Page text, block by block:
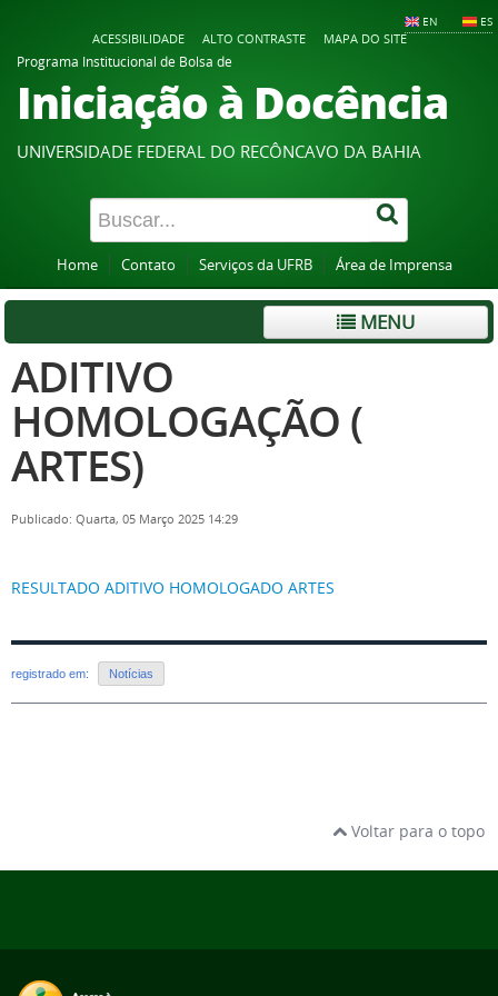
EN ES
ACESSIBILIDADE ALTO CONTRASTE
MAPA DO SITE
Programa Institucional de Bolsa de
Iniciação à Docência
UNIVERSIDADE FEDERAL DO RECÔNCAVO DA BAHIA
Home Contato Serviços da UFRB Área de Imprensa
MENU
ADITIVO
HOMOLOGAÇÃO (
ARTES)
Publicado: Quarta, 05 Março 2025 14:29
RESULTADO ADITIVO HOMOLOGADO ARTES
registrado em: Notícias
Voltar para o topo